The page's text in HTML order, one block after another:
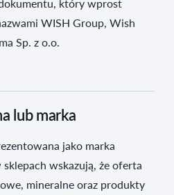
który wprost
WISH Group, Wish
Sp. z o.o.
lub marka
jako marka
wskazują, że oferta
mineralne oraz produkty